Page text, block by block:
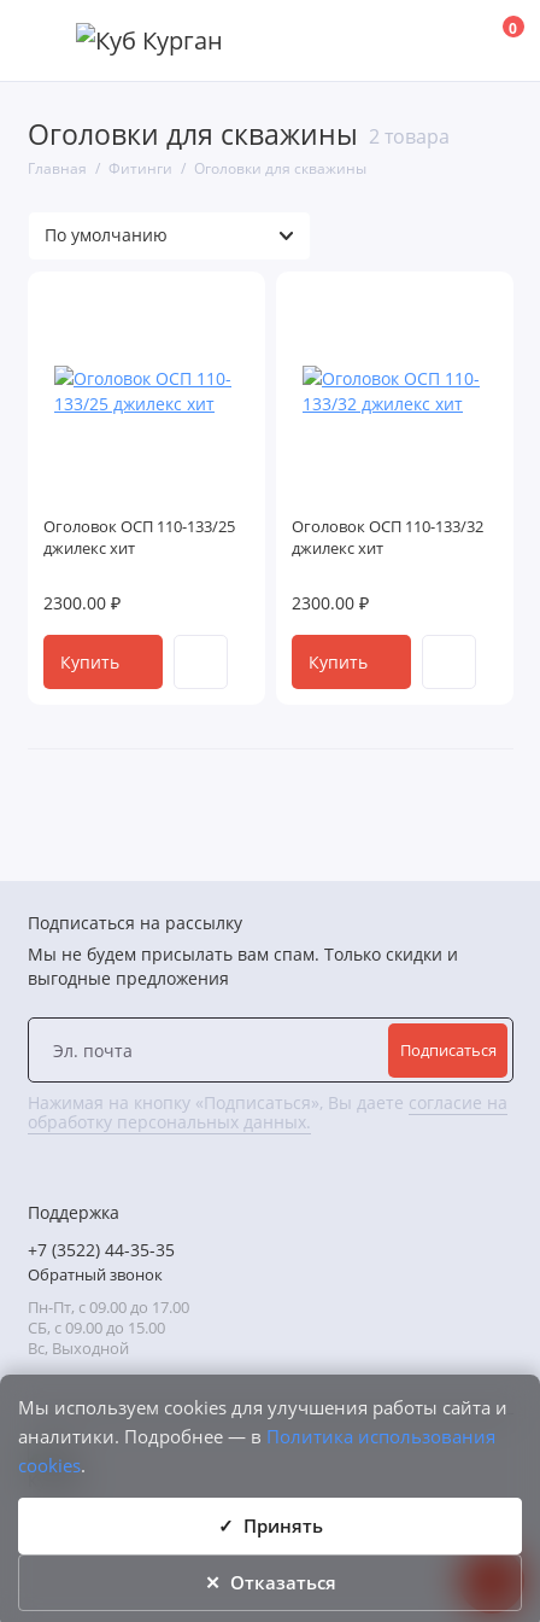
0
Оголовки для скважины 2 товара
Главная Фитинги Оголовки для скважины
Водогазопроводные
Канализационные
Оголовки для скважин
Оголовок ОСП 110-133/25
джилекс хит
2300.00 ₽
Купить
Оголовок ОСП 110-133/32
джилекс хит
2300.00 ₽
Купить
Мы используем cookies для улучшения работы сайта и
аналитики. Подробнее — в Политика использования
cookies.
Принять
Отказаться
Подписаться на рассылку
Мы не будем присылать вам спам. Только скидки и
выгодные предложения
Подписаться
Нажимая на кнопку «Подписаться», Вы даете согласие на
обработку персональных данных.
Поддержка
+7 (3522) 44-35-35
Обратный звонок
Пн-Пт, с 09.00 до 17.00
СБ, с 09.00 до 15.00
Вс, Выходной